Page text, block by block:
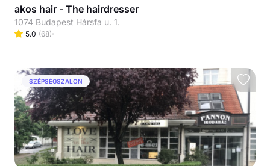
akos hair - The hairdresser
1074 Budapest Hársfa u. 1.
5.0 (68)
SZÉPSÉGSZALON